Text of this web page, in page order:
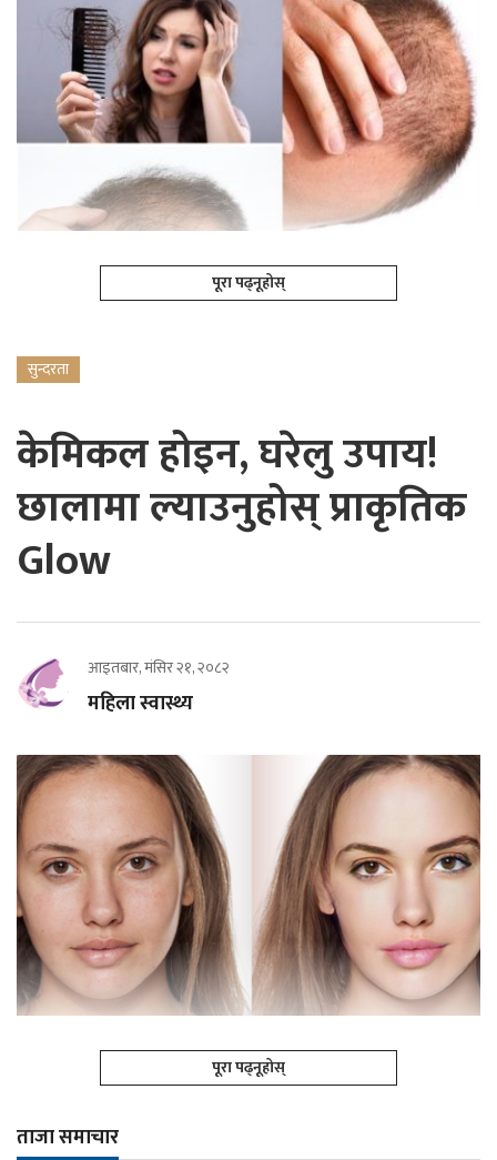
पूरा पढ्नूहोस्
सुन्दरता
केमिकल होइन, घरेलु उपाय!
छालामा ल्याउनुहोस् प्राकृतिक
Glow
आइतबार, मंसिर २१, २०८२
महिला स्वास्थ्य
पूरा पढ्नूहोस्
ताजा समाचार